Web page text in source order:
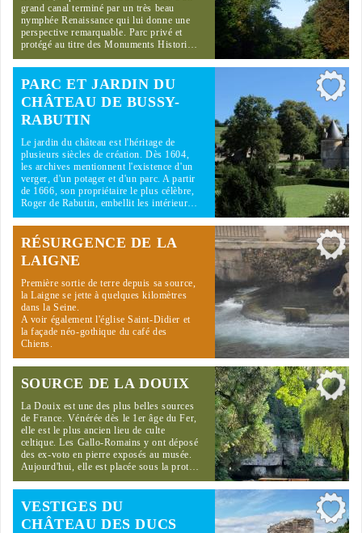
grand canal terminé par un très beau
nymphée Renaissance qui lui donne une
perspective remarquable. Parc privé et
protégé au titre des Monuments Histori…
PARC ET JARDIN DU
CHÂTEAU DE BUSSY-
RABUTIN
Le jardin du château est l'héritage de
plusieurs siècles de création. Dès 1604,
les archives mentionnent l'existence d'un
verger, d'un potager et d'un parc. A partir
de 1666, son propriétaire le plus célèbre,
Roger de Rabutin, embellit les intérieur…
RÉSURGENCE DE LA
LAIGNE
Première sortie de terre depuis sa source,
la Laigne se jette à quelques kilomètres
dans la Seine.
A voir également l'église Saint-Didier et
la façade néo-gothique du café des
Chiens.
SOURCE DE LA DOUIX
La Douix est une des plus belles sources
de France. Vénérée dès le 1er âge du Fer,
elle est le plus ancien lieu de culte
celtique. Les Gallo-Romains y ont déposé
des ex-voto en pierre exposés au musée.
Aujourd'hui, elle est placée sous la prot…
VESTIGES DU
CHÂTEAU DES DUCS